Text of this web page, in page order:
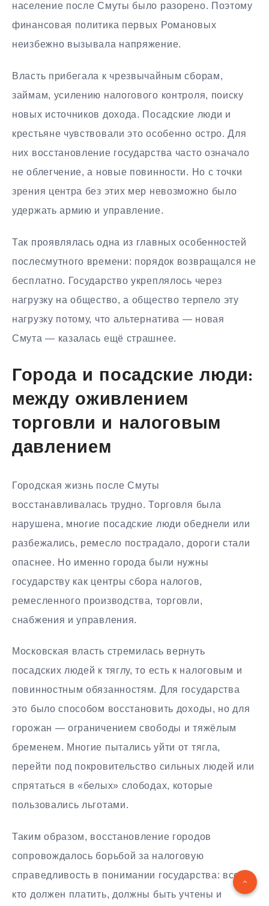
население после Смуты было разорено. Поэтому
финансовая политика первых Романовых
неизбежно вызывала напряжение.
Власть прибегала к чрезвычайным сборам,
займам, усилению налогового контроля, поиску
новых источников дохода. Посадские люди и
крестьяне чувствовали это особенно остро. Для
них восстановление государства часто означало
не облегчение, а новые повинности. Но с точки
зрения центра без этих мер невозможно было
удержать армию и управление.
Так проявлялась одна из главных особенностей
послесмутного времени: порядок возвращался не
бесплатно. Государство укреплялось через
нагрузку на общество, а общество терпело эту
нагрузку потому, что альтернатива — новая
Смута — казалась ещё страшнее.
Города и посадские люди:
между оживлением
торговли и налоговым
давлением
Городская жизнь после Смуты
восстанавливалась трудно. Торговля была
нарушена, многие посадские люди обеднели или
разбежались, ремесло пострадало, дороги стали
опаснее. Но именно города были нужны
государству как центры сбора налогов,
ремесленного производства, торговли,
снабжения и управления.
Московская власть стремилась вернуть
посадских людей к тяглу, то есть к налоговым и
повинностным обязанностям. Для государства
это было способом восстановить доходы, но для
горожан — ограничением свободы и тяжёлым
бременем. Многие пытались уйти от тягла,
перейти под покровительство сильных людей или
спрятаться в «белых» слободах, которые
пользовались льготами.
Таким образом, восстановление городов
сопровождалось борьбой за налоговую
справедливость в понимании государства: все,
кто должен платить, должны быть учтены и